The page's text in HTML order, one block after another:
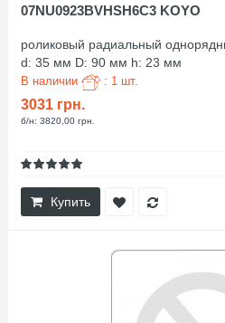
07NU0923BVHSH6C3 KOYO
роликовый радиальный
d: 35 мм D: 90 мм h: 23 мм
В наличии : 1 шт.
3031 грн.
б/н: 3820,00 грн.
Купить